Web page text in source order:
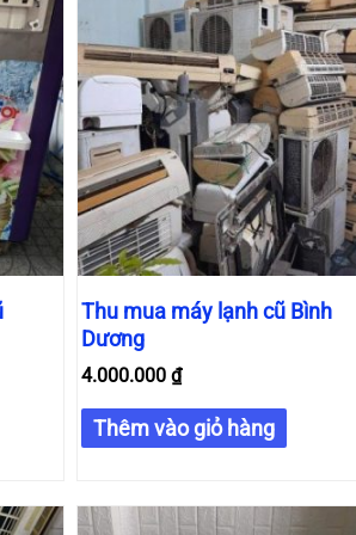
₫.
Thu mua máy lạnh cũ Bình
Dương
4.000.000₫
Thêm vào giỏ hàng